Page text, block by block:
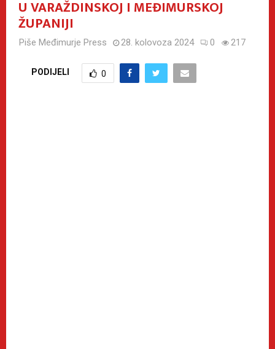
U VARAŽDINSKOJ I MEĐIMURSKOJ
ŽUPANIJI
Piše Međimurje Press 28. kolovoza 2024 0 217
PODIJELI 0